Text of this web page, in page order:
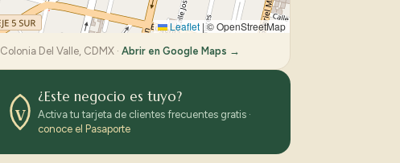
Leaflet |© OpenStreetMap
Colonia Del Valle, CDMX · Abrir en Google Maps →
V
¿Este negocio es tuyo?
Activa tu tarjeta de clientes frecuentes gratis ·
conoce el Pasaporte